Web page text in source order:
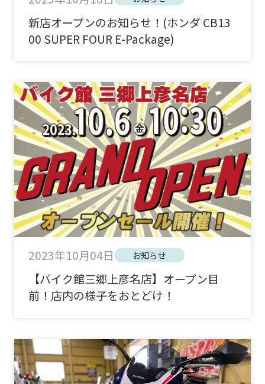
新店オープンのお知らせ！(ホンダ CB13
00 SUPER FOUR E-Package)
2023年10月04日 お知らせ
【バイク館三郷上彦名店】オープン目
前！店内の様子をおとどけ！